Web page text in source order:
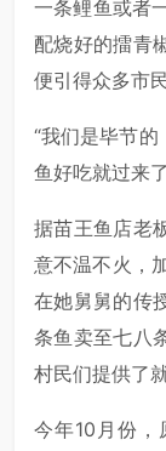
一条鲤鱼或者
配烧好的擂青
便引得众多市
“我们是毕节
鱼好吃就过来
据苗王鱼店老
意不温不火，
在她舅舅的传
条鱼卖至七八
村民们提供了
今年10月份，